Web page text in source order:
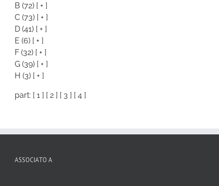
B (72) [ + ]
C (73) [ + ]
D (41) [ + ]
E (6) [ + ]
F (32) [ + ]
G (39) [ + ]
H (3) [ + ]
part: [ 1 ] [ 2 ] [ 3 ] [ 4 ]
ASSOCIATO A